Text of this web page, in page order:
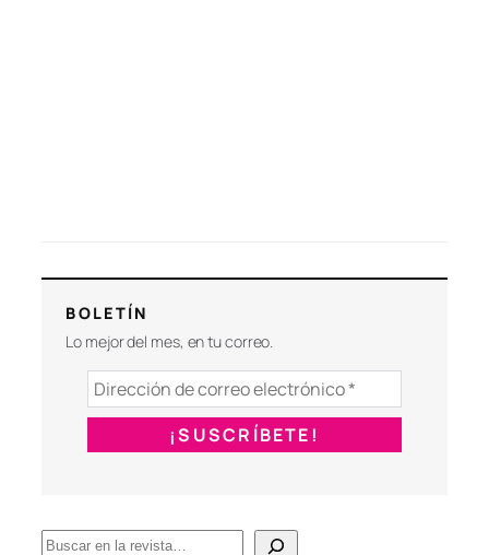
BOLETÍN
Lo mejor del mes, en tu correo.
B